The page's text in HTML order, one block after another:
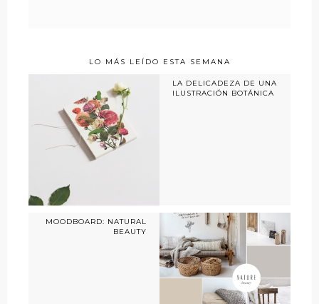
LO MÁS LEÍDO ESTA SEMANA
LA DELICADEZA DE UNA
ILUSTRACIÓN BOTÁNICA
MOODBOARD: NATURAL
BEAUTY